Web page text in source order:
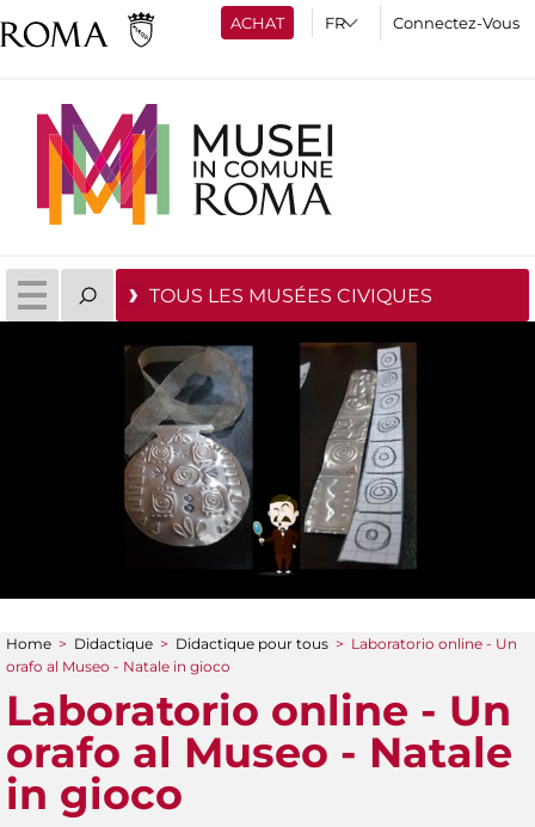
ACHAT Connectez-Vous
TOUS LES MUSÉES CIVIQUES
You are here
Home > Didactique > Didactique pour tous > Laboratorio online - Un
orafo al Museo - Natale in gioco
Laboratorio online - Un
orafo al Museo - Natale
in gioco